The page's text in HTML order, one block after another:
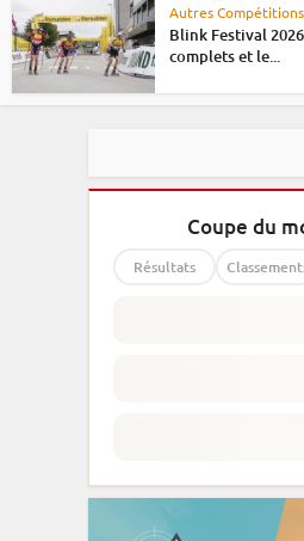
Autres Compétitions
Blink Festival
complets et le...
Coupe du
Résultats